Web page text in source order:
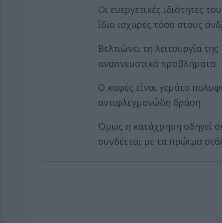
Οι ευεργετικές ιδιότητες
ίδιο ισχυρές τόσο στους
Βελτιώνει τη λειτουργία
αναπνευστικά προβλήματα.
Ο καφές είναι γεμάτο
αντιφλεγμονώδη δράση.
Όμως η κατάχρηση οδηγεί
συνδέεται με τα πρώιμα